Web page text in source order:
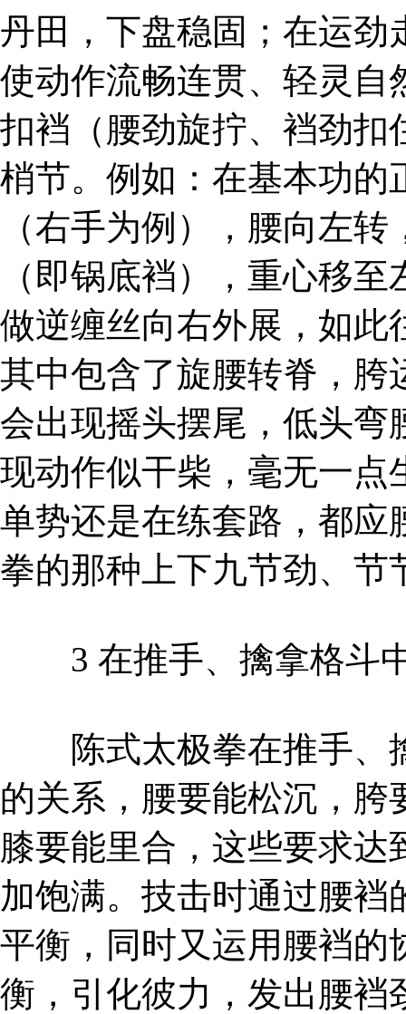
丹田，下盘稳固；在运劲
使动作流畅连贯、轻灵自
扣裆（腰劲旋拧、裆劲扣
梢节。例如：在基本功的
（右手为例），腰向左
（即锅底裆），重心移
做逆缠丝向右外展，如此
其中包含了旋腰转脊，胯
会出现摇头摆尾，低头弯
现动作似干柴，毫无一点
单势还是在练套路，都应
拳的那种上下九节劲、节
3 在推手、擒拿格斗
陈式太极拳在推手、
的关系，腰要能松沉，
膝要能里合，这些要求
加饱满。技击时通过腰
平衡，同时又运用腰裆的
衡，引化彼力，发出腰裆